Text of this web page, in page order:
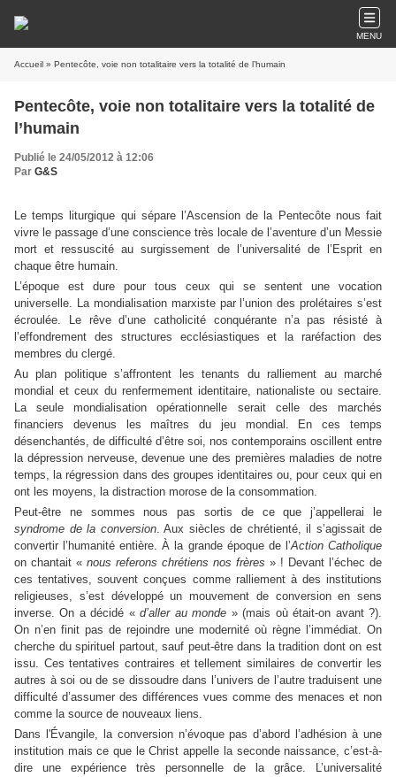
MENU
Accueil » Pentecôte, voie non totalitaire vers la totalité de l’humain
Pentecôte, voie non totalitaire vers la totalité de
l’humain
Publié le 24/05/2012 à 12:06
Par G&S
Le temps liturgique qui sépare l’Ascension de la Pentecôte nous fait
vivre le passage d’une conscience très locale de l’aventure d’un Messie
mort et ressuscité au surgissement de l’universalité de l’Esprit en
chaque être humain.
L’époque est dure pour tous ceux qui se sentent une vocation
universelle. La mondialisation marxiste par l’union des prolétaires s’est
écroulée. Le rêve d’une catholicité conquérante n’a pas résisté à
l’effondrement des structures ecclésiastiques et la raréfaction des
membres du clergé.
Au plan politique s’affrontent les tenants du ralliement au marché
mondial et ceux du renfermement identitaire, nationaliste ou sectaire.
La seule mondialisation opérationnelle serait celle des marchés
financiers devenus les maîtres du jeu mondial. En ces temps
désenchantés, de difficulté d’être soi, nos contemporains oscillent entre
la dépression nerveuse, devenue une des premières maladies de notre
temps, la régression dans des groupes identitaires ou, pour ceux qui en
ont les moyens, la distraction morose de la consommation.
Peut-être ne sommes nous pas sortis de ce que j’appellerai le
syndrome de la conversion. Aux siècles de chrétienté, il s’agissait de
convertir l’humanité entière. À la grande époque de l’Action Catholique
on chantait « nous referons chrétiens nos frères » ! Devant l’échec de
ces tentatives, souvent conçues comme ralliement à des institutions
religieuses, s’est développé un mouvement de conversion en sens
inverse. On a décidé «d’aller au monde » (mais où était-on avant ?).
On n’en finit pas de rejoindre une modernité où règne l’immédiat. On
cherche du spirituel partout, sauf peut-être dans la tradition dont on est
issu. Ces tentatives contraires et tellement similaires de convertir les
autres à soi ou de se dissoudre dans l’univers de l’autre traduisent une
difficulté d’assumer des différences vues comme des menaces et non
comme la source de nouveaux liens.
Dans l'Évangile, la conversion n’évoque pas d’abord l’adhésion à une
institution mais ce que le Christ appelle la seconde naissance, c’est-à-
dire une expérience très personnelle de la grâce. L’universalité